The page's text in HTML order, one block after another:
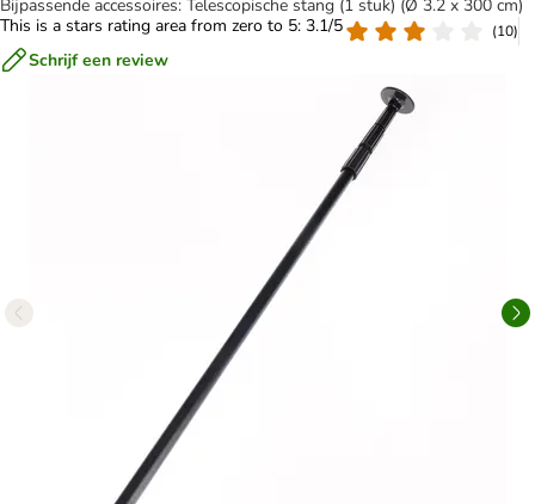
Bijpassende accessoires: Telescopische stang (1 stuk) (Ø 3.2 x 300 cm)
This is a stars rating area from zero to 5: 3.1/5
(10)
Schrijf een review